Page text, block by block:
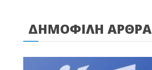
ΔΗΜΟΦΙΛΗ ΑΡΘΡΑ